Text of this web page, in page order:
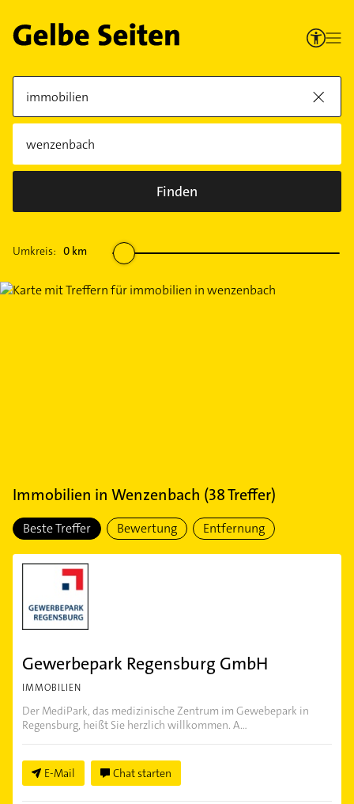
Finden
Umkreis: 0 km
Immobilien in Wenzenbach (38Treffer)
Beste Treffer Bewertung Entfernung
Gewerbepark Regensburg GmbH
IMMOBILIEN
Der MediPark, das medizinische Zentrum im Gewebepark in
Regensburg, heißt Sie herzlich willkommen. A...
E-Mail Chat starten